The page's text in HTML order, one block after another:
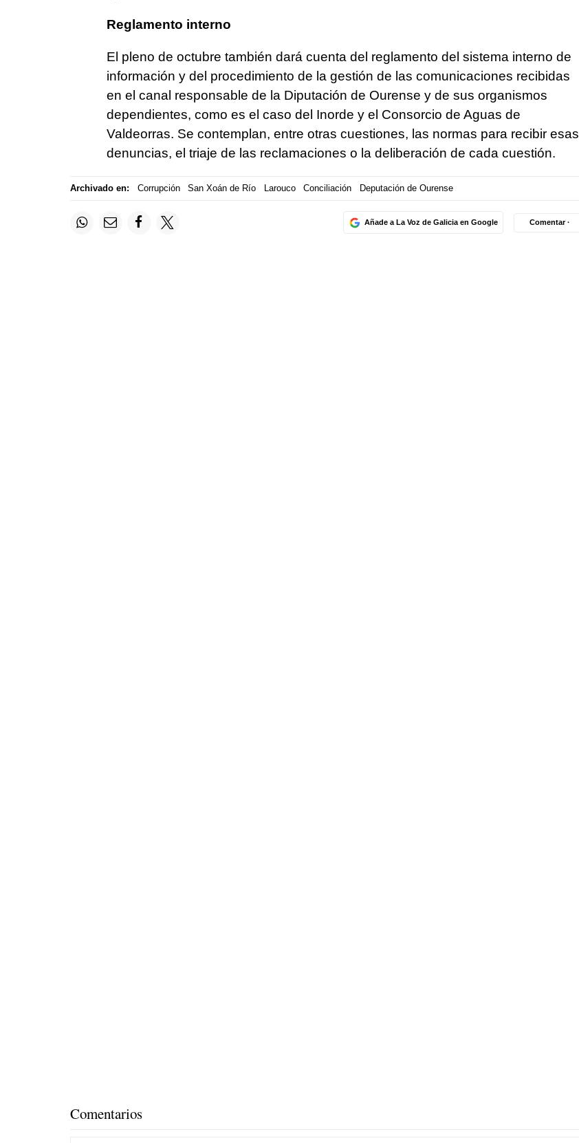
Reglamento interno
El pleno de octubre también dará cuenta del reglamento del sistema interno de
información y del procedimiento de la gestión de las comunicaciones recibidas
en el canal responsable de la Diputación de Ourense y de sus organismos
dependientes, como es el caso del Inorde y el Consorcio de Aguas de
Valdeorras. Se contemplan, entre otras cuestiones, las normas para recibir esas
denuncias, el triaje de las reclamaciones o la deliberación de cada cuestión.
Archivado en: Corrupción San Xoán de Río Larouco Conciliación Deputación de Ourense
Añade a La Voz de Galicia en Google Comentar ·
Comentarios